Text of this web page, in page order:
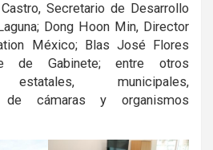
Secretario de Desarrollo
Dong Hoon Min, Director
México; Blas José Flores
de Gabinete; entre otros
estatales, municipales,
de cámaras y organismos